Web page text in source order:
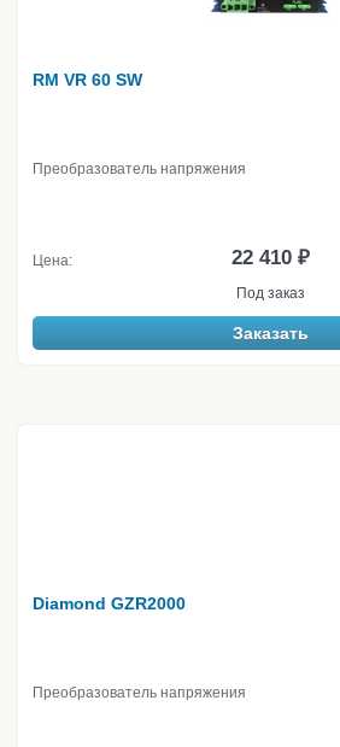
RM VR 60 SW
Преобразователь напряжения
Цена: 22 410 ₽
Под заказ
Заказать
Diamond GZR2000
Преобразователь напряжения